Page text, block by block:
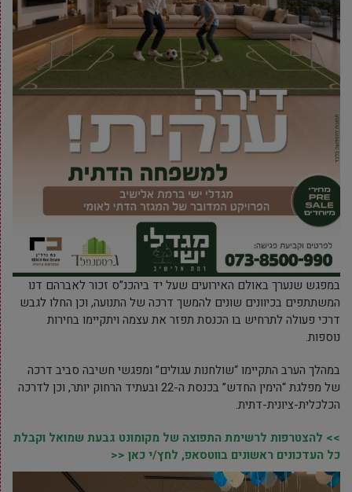
במפגש שנערך באולם האירועים שעל יד ביהכנ”ס זכור לאברהם דנו
המשתתפים בכיוונים שונים להמשך דרכה של התנועה, וכן החלו לגבש
דרכי פעולה לתרחיש בו הכנסת תפזר את עצמה ויתקיימו בחירות
נוספות.
במהלך הערב התקיימו “שולחנות עגולים” ומפגשי חשיבה סביב דרכה
של מפלגת “הימין החדש” בכנסת ה-22 ובעתיד הרחוק יותר, וכן לדרכה
הכלכלית-ציונית-דתית.
>> להצטרפות לרשימת התפוצה של מקומונט גבעת שמואל וקבלת
כל העדכונים ראשונים בווטסאפ, לחץ/י כאן <<